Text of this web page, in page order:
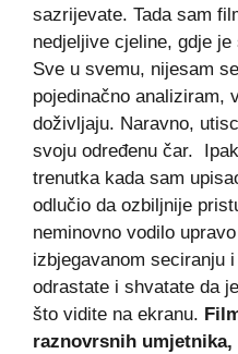
sazrijevate. Tada sam
nedjeljive cjeline, gdje
Sve u svemu, nijesam
pojedinačno analiziram,
doživljaju. Naravno,
svoju određenu čar.
trenutka kada sam
odlučio da ozbiljnije
neminovno vodilo
izbjegavanom seciranju
odrastate i shvatate da
što vidite na ekranu.
raznovrsnih